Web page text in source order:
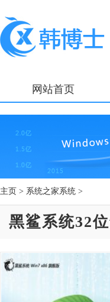
网站首页
主页 > 系统之家系统 >
黑鲨系统32